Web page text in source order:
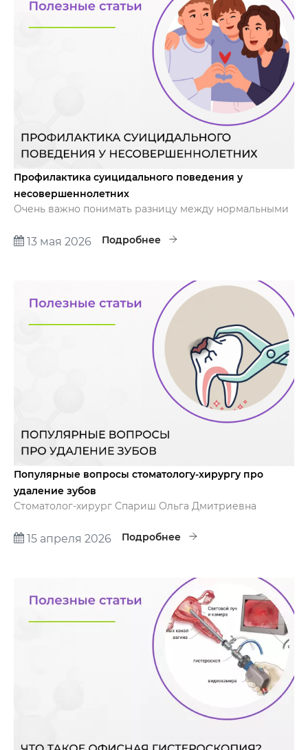
Профилактика суицидального поведения у
несовершеннолетних
Очень важно понимать разницу между нормальными
переживаниями, которые могут иметь серьезные
определить, что у Вашего ребенка серьезные
проблемы.
13 мая 2026 Подробнее
Популярные вопросы стоматологу-хирургу про
удаление зубов
Стоматолог-хирург Спариш Ольга Дмитриевна
15 апреля 2026 Подробнее